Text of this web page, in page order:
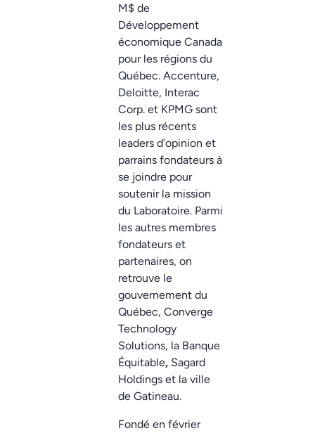
M$ de
Développement
économique Canada
pour les régions du
Québec. Accenture,
Deloitte, Interac
Corp. et KPMG sont
les plus récents
leaders d’opinion et
parrains fondateurs à
se joindre pour
soutenir la mission
du Laboratoire. Parmi
les autres membres
fondateurs et
partenaires, on
retrouve le
gouvernement du
Québec, Converge
Technology
Solutions, la Banque
Équitable, Sagard
Holdings et la ville
de Gatineau.
Fondé en février